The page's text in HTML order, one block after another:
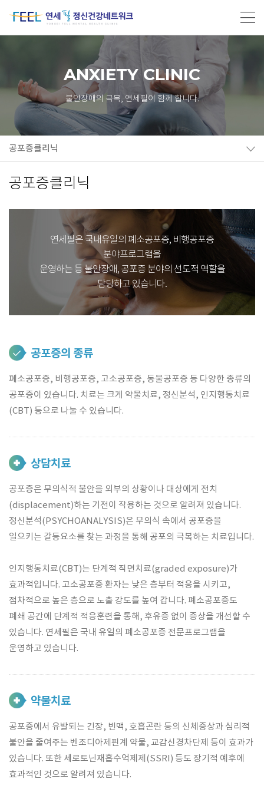
ANXIETY CLINIC
불안장애의 극복, 연세필이 함께 합니다.
공포증클리닉
공포증클리닉
연세필은 국내유일의 폐소공포증, 비행공포증
분야프로그램을
운영하는 등 불안장애, 공포증 분야의 선도적 역할을
담당하고 있습니다.
공포증의 종류
폐소공포증, 비행공포증, 고소공포증, 동물공포증 등 다양한 종류의
공포증이 있습니다. 치료는 크게 약물치료, 정신분석, 인지행동치료
(CBT) 등으로 나눌 수 있습니다.
상담치료
공포증은 무의식적 불안을 외부의 상황이나 대상에게 전치
(displacement)하는 기전이 작용하는 것으로 알려져 있습니다.
정신분석(PSYCHOANALYSIS)은 무의식 속에서 공포증을
일으키는 갈등요소를 찾는 과정을 통해 공포의 극복하는 치료입니다.
인지행동치료(CBT)는 단계적 직면치료(graded exposure)가
효과적입니다. 고소공포증 환자는 낮은 층부터 적응을 시키고,
점차적으로 높은 층으로 노출 강도를 높여 갑니다. 폐소공포증도
폐쇄 공간에 단계적 적응훈련을 통해, 후유증 없이 증상을 개선할 수
있습니다. 연세필은 국내 유일의 폐소공포증 전문프로그램을
운영하고 있습니다.
약물치료
공포증에서 유발되는 긴장, 빈맥, 호흡곤란 등의 신체증상과 심리적
불안을 줄여주는 벤조디아제핀계 약물, 교감신경차단제 등이 효과가
있습니다. 또한 세로토닌재흡수억제제(SSRI) 등도 장기적 예후에
효과적인 것으로 알려져 있습니다.